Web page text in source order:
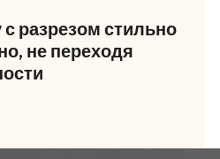
разрезом стильно
не переходя